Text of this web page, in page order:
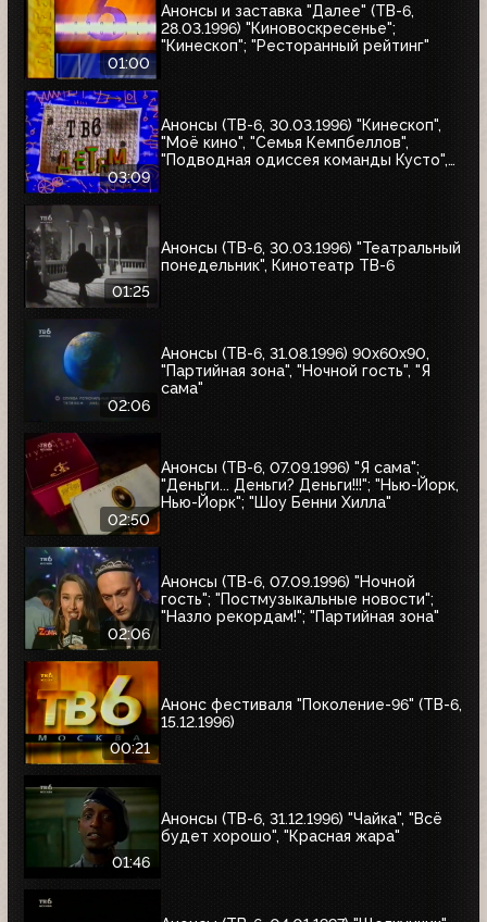
01:00
Анонсы и заставка "Далее" (ТВ-6,
28.03.1996) "Киновоскресенье";
"Кинескоп"; "Ресторанный рейтинг"
03:09
Анонсы (ТВ-6, 30.03.1996) "Кинескоп",
"Моё кино", "Семья Кемпбеллов",
"Подводная одиссея команды Кусто",
01:25
Анонсы (ТВ-6, 30.03.1996) "Театральный
понедельник", Кинотеатр ТВ-6
02:06
Анонсы (ТВ-6, 31.08.1996) 90x60x90,
"Партийная зона", "Ночной гость", "Я
сама"
02:50
Анонсы (ТВ-6, 07.09.1996) "Я сама";
"Деньги... Деньги? Деньги!!!"; "Нью-Йорк,
Нью-Йорк"; "Шоу Бенни Хилла"
02:06
Анонсы (ТВ-6, 07.09.1996) "Ночной
гость"; "Постмузыкальные новости";
"Назло рекордам!"; "Партийная зона"
00:21
Анонс фестиваля "Поколение-96" (ТВ-6,
15.12.1996)
01:46
Анонсы (ТВ-6, 31.12.1996) "Чайка", "Всё
будет хорошо", "Красная жара"